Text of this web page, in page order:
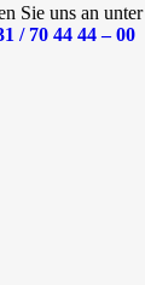
Sie uns an unter
/ 70 44 44 – 00